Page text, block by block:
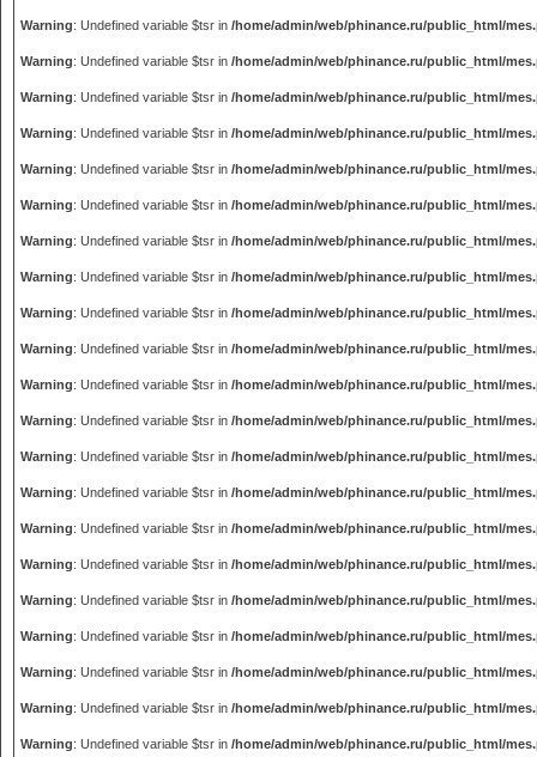
Warning: Undefined variable $tsr in /home/admin/web/phinance.ru/public_html/
Warning: Undefined variable $tsr in /home/admin/web/phinance.ru/public_html/
Warning: Undefined variable $tsr in /home/admin/web/phinance.ru/public_html/
Warning: Undefined variable $tsr in /home/admin/web/phinance.ru/public_html/
Warning: Undefined variable $tsr in /home/admin/web/phinance.ru/public_html/
Warning: Undefined variable $tsr in /home/admin/web/phinance.ru/public_html/
Warning: Undefined variable $tsr in /home/admin/web/phinance.ru/public_html/
Warning: Undefined variable $tsr in /home/admin/web/phinance.ru/public_html/
Warning: Undefined variable $tsr in /home/admin/web/phinance.ru/public_html/
Warning: Undefined variable $tsr in /home/admin/web/phinance.ru/public_html/
Warning: Undefined variable $tsr in /home/admin/web/phinance.ru/public_html/
Warning: Undefined variable $tsr in /home/admin/web/phinance.ru/public_html/
Warning: Undefined variable $tsr in /home/admin/web/phinance.ru/public_html/
Warning: Undefined variable $tsr in /home/admin/web/phinance.ru/public_html/
Warning: Undefined variable $tsr in /home/admin/web/phinance.ru/public_html/
Warning: Undefined variable $tsr in /home/admin/web/phinance.ru/public_html/
Warning: Undefined variable $tsr in /home/admin/web/phinance.ru/public_html/
Warning: Undefined variable $tsr in /home/admin/web/phinance.ru/public_html/
Warning: Undefined variable $tsr in /home/admin/web/phinance.ru/public_html/
Warning: Undefined variable $tsr in /home/admin/web/phinance.ru/public_html/
Warning: Undefined variable $tsr in /home/admin/web/phinance.ru/public_html/